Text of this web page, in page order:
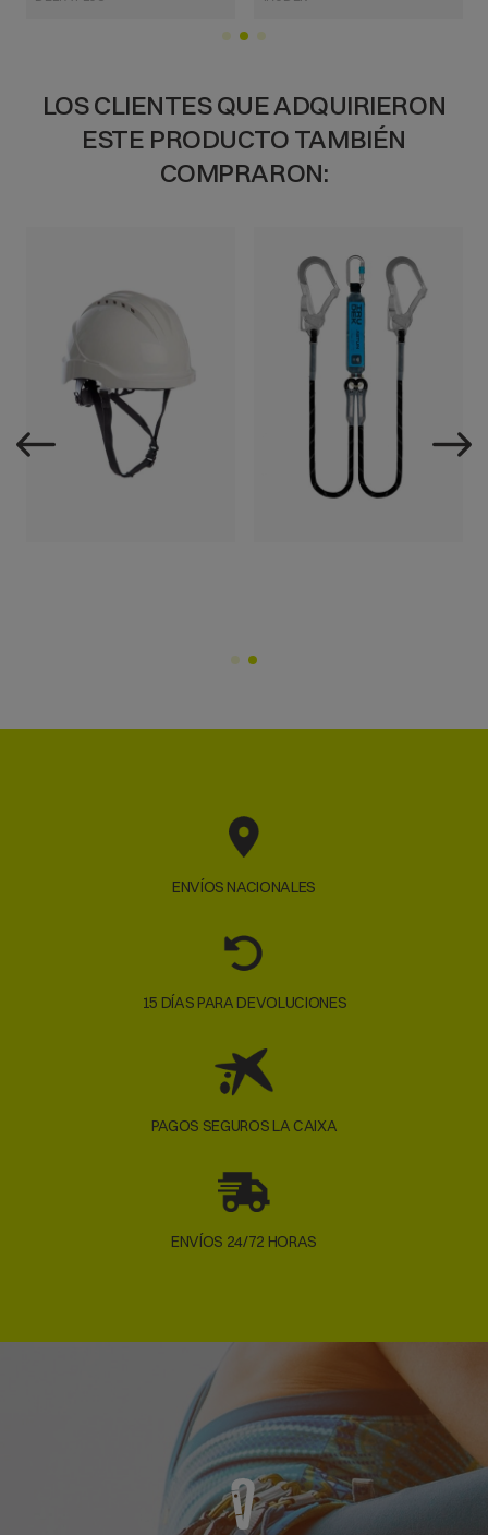
LOS CLIENTES QUE ADQUIRIERON
ESTE PRODUCTO TAMBIÉN
COMPRARON:
VISTA RÁPIDA VISTA RÁPIDA
ENVÍOS NACIONALES
15 DÍAS PARA DEVOLUCIONES
PAGOS SEGUROS LA CAIXA
ENVÍOS 24/72 HORAS